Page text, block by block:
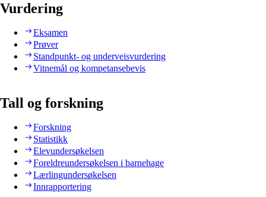
Vurdering
Eksamen
Prøver
Standpunkt- og underveisvurdering
Vitnemål og kompetansebevis
Tall og forskning
Forskning
Statistikk
Elevundersøkelsen
Foreldreundersøkelsen i barnehage
Lærlingundersøkelsen
Innrapportering